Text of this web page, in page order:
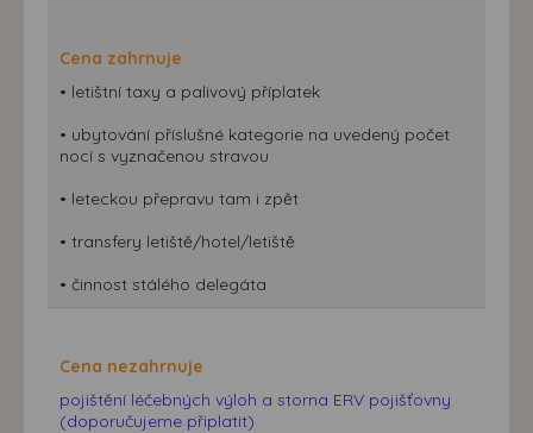
Cena zahrnuje
• letištní taxy a palivový příplatek
• ubytování příslušné kategorie na uvedený počet
nocí s vyznačenou stravou
• leteckou přepravu tam i zpět
• transfery letiště/hotel/letiště
• činnost stálého delegáta
Cena nezahrnuje
pojištění léčebných výloh a storna ERV pojišťovny
(doporučujeme připlatit)